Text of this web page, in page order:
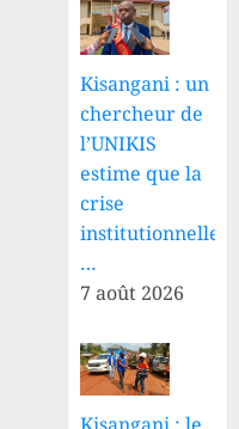
Kisangani : un
chercheur de
l’UNIKIS
estime que la
crise
institutionnelle
…
7 août 2026